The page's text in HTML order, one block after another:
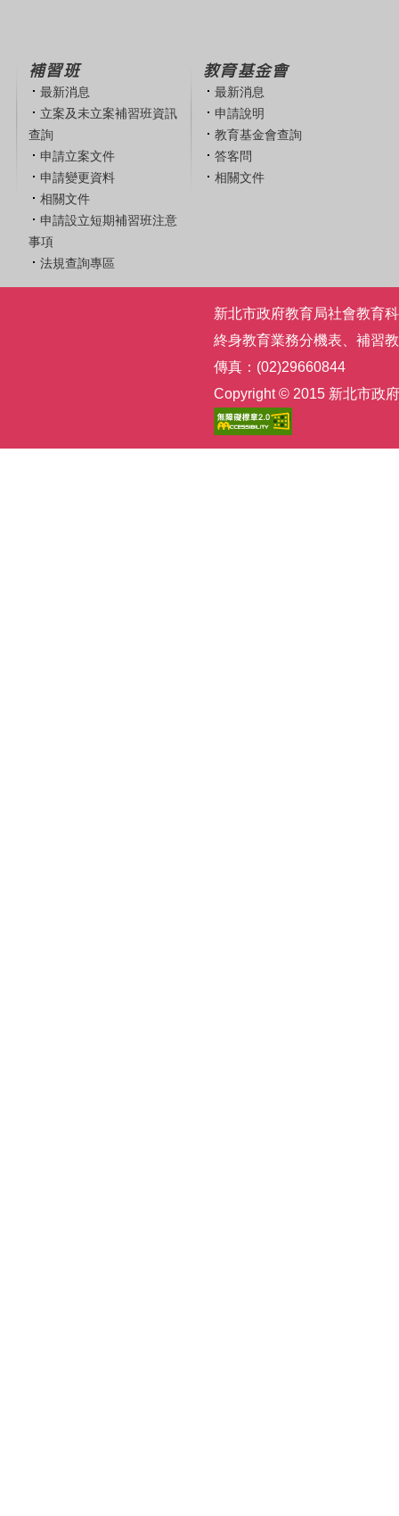
補習班
最新消息
立案及未立案補習班資訊
查詢
申請立案文件
申請變更資料
相關文件
申請設立短期補習班注意
事項
法規查詢專區
教育基金會
最新消息
申請說明
教育基金會查詢
答客問
相關文件
新北市政府教育局社會教育
終身教育業務分機表
補習
傳真：(02)29660844
Copyright © 2015 新北市政